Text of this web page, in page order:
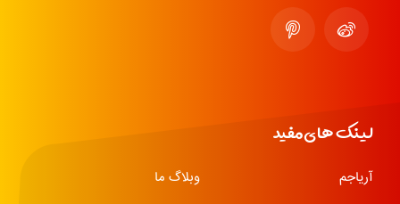
لینک های مفید
آریاجم
وبلاگ ما